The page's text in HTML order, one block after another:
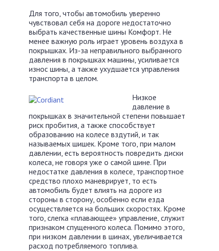
Для того, чтобы автомобиль уверенно
чувствовал себя на дороге недостаточно
выбрать качественные шины Комфорт. Не
менее важную роль играет уровень воздуха в
покрышках. Из-за неправильного выбранного
давления в покрышках машины, усиливается
износ шины, а также ухудшается управления
транспорта в целом.
Низкое
давление в
покрышках в значительной степени повышает
риск пробития, а также способствует
образованию на колесе вздутий, и так
называемых шишек. Кроме того, при малом
давлении, есть вероятность повредить диски
колеса, не говоря уже о самой шине. При
недостатке давления в колесе, транспортное
средство плохо маневрирует, то есть
автомобиль будет влиять на дороге из
стороны в сторону, особенно если езда
осуществляется на больших скоростях. Кроме
того, слегка «плавающее» управление, служит
признаком спущенного колеса. Помимо этого,
при низком давлении в шинах, увеличивается
расход потребляемого топлива.